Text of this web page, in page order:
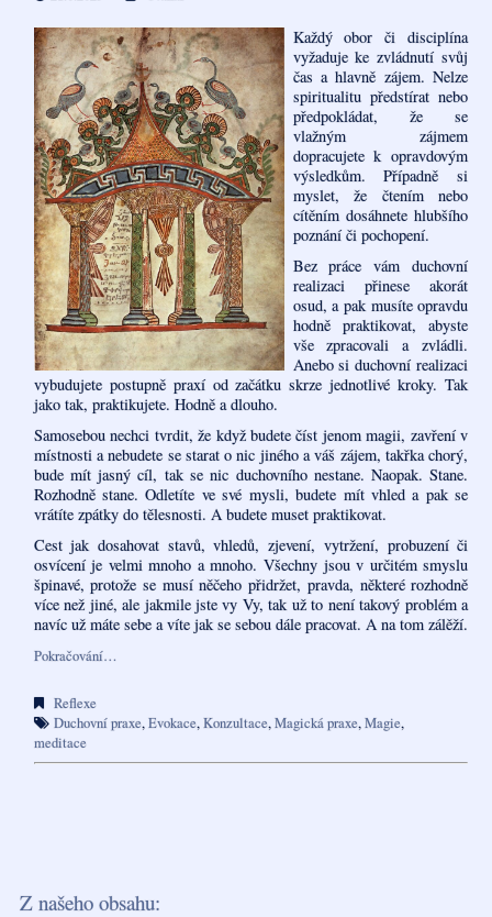
Každý obor či disciplína
vyžaduje ke zvládnutí svůj
čas a hlavně zájem. Nelze
spiritualitu předstírat nebo
předpokládat, že se
vlažným zájmem
dopracujete k opravdovým
výsledkům. Případně si
myslet, že čtením nebo
cítěním dosáhnete hlubšího
poznání či pochopení.
Bez práce vám duchovní
realizaci přinese akorát
osud, a pak musíte opravdu
hodně praktikovat, abyste
vše zpracovali a zvládli.
Anebo si duchovní realizaci
vybudujete postupně praxí od začátku skrze jednotlivé kroky. Tak
jako tak, praktikujete. Hodně a dlouho.
Samosebou nechci tvrdit, že když budete číst jenom magii, zavření v
místnosti a nebudete se starat o nic jiného a váš zájem, takřka chorý,
bude mít jasný cíl, tak se nic duchovního nestane. Naopak. Stane.
Rozhodně stane. Odletíte ve své mysli, budete mít vhled a pak se
vrátíte zpátky do tělesnosti. A budete muset praktikovat.
Cest jak dosahovat stavů, vhledů, zjevení, vytržení, probuzení či
osvícení je velmi mnoho a mnoho. Všechny jsou v určitém smyslu
špinavé, protože se musí něčeho přidržet, pravda, některé rozhodně
více než jiné, ale jakmile jste vy Vy, tak už to není takový problém a
navíc už máte sebe a víte jak se sebou dále pracovat. A na tom zálěží.
Pokračování…
Reflexe
Duchovní praxe,Evokace,Konzultace,Magická praxe,Magie,
meditace
Z našeho obsahu: